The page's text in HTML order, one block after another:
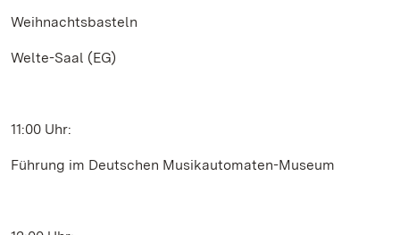
Weihnachtsbasteln
Welte-Saal (EG)
11:00 Uhr:
Führung im Deutschen Musikautomaten-Museum